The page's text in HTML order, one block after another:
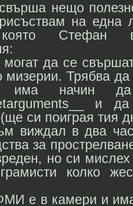
нещо
на една
Стефан
да се
мизерии. Трябва
начин да
и
си поиграя тия
виждал в два
за
но си
колко
е в камери и